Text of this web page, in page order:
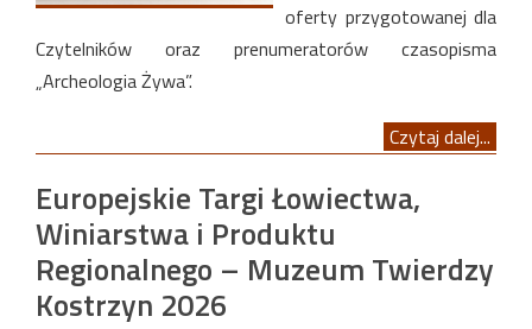
oferty przygotowanej dla
Czytelników oraz prenumeratorów czasopisma
„Archeologia Żywa”.
Czytaj dalej...
Europejskie Targi Łowiectwa,
Winiarstwa i Produktu
Regionalnego – Muzeum Twierdzy
Kostrzyn 2026